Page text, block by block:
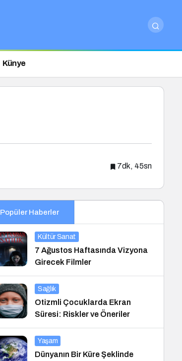
Künye
7dk, 45sn
Popüler Haberler
Kültür Sanat
7 Ağustos Haftasında Vizyona
Girecek Filmler
Sağlık
Otizmli Çocuklarda Ekran
Süresi: Riskler ve Öneriler
Yaşam
Dünyanın Bir Küre Şeklinde